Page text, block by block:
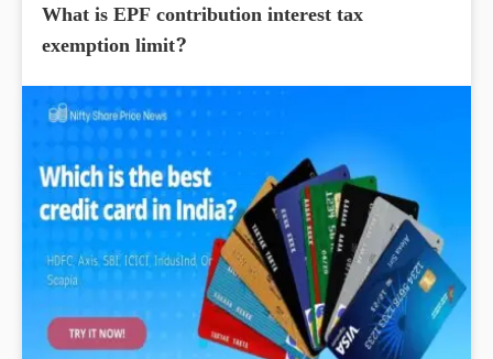
What is EPF contribution interest tax
exemption limit?